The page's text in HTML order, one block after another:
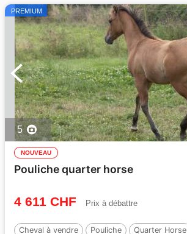
PREMIUM
5
NOUVEAU
Pouliche quarter horse
4 611 CHF Prix à débattre
Cheval à vendre Pouliche Quarter Horse